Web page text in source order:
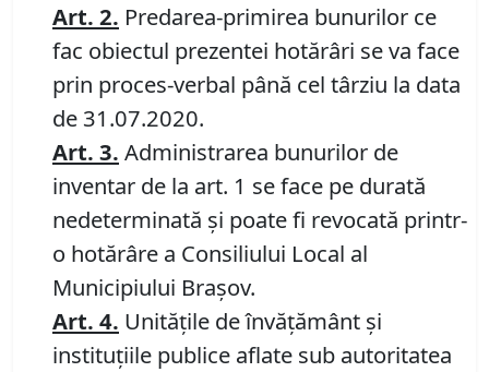
Art. 2. Predarea-primirea bunurilor ce
fac obiectul prezentei hotărâri se va face
prin proces-verbal până cel târziu la data
de 31.07.2020.
Art. 3. Administrarea bunurilor de
inventar de la art. 1 se face pe durată
nedeterminată și poate fi revocată printr-
o hotărâre a Consiliului Local al
Municipiului Brașov.
Art. 4. Unitățile de învățământ și
instituțiile publice aflate sub autoritatea